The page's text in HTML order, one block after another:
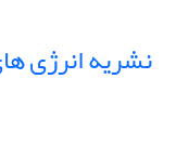
نشریه انرژی